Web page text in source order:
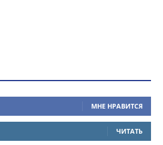
МНЕ НРАВИТСЯ
ЧИТАТЬ